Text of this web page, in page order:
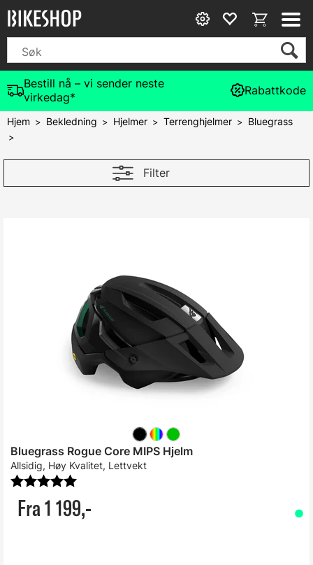
Bestill nå – vi sender neste
virkedag*
Rabattkode
Hjem > Bekledning > Hjelmer>Terrenghjelmer> Bluegrass
>
Filter
Bluegrass Rogue Core MIPS Hjelm
Allsidig, Høy Kvalitet, Lettvekt
Fra 1 199,-
Karakter: